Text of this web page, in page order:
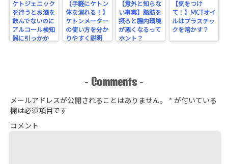
ケトジェニック
を行うとお酒を
飲んでないのに
アルコール検知
器に引っかか
【手軽にケトン
体を測れる！】
ケトンメーター
の使い方を分か
りやすく説明
【意外と知らな
い事実】脂肪を
摂ると腸内環境
が悪くなるって
ホント？
【気をつけ
て！】MCTオイ
ルはプラスチッ
クを溶かす？
- Comments -
メールアドレスが公開されることはありません。 * が付いている
欄は必須項目です
コメント